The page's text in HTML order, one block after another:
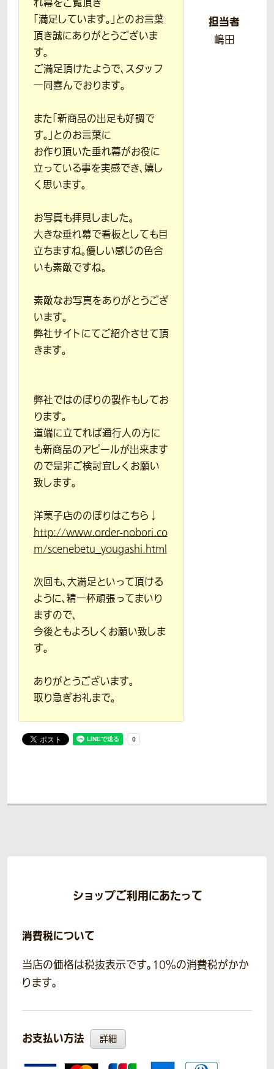
れ幕をご覧頂き
「満足しています。」とのお言葉
頂き誠にありがとうございま
す。
ご満足頂けたようで、スタッフ
一同喜んでおります。
また「新商品の出足も好調で
す。」とのお言葉に
お作り頂いた垂れ幕がお役に
立っている事を実感でき、嬉し
く思います。
お写真も拝見しました。
大きな垂れ幕で看板としても目
立ちますね。優しい感じの色合
いも素敵ですね。
素敵なお写真をありがとうござ
います。
弊社サイトにてご紹介させて頂
きます。
弊社ではのぼりの製作もしてお
ります。
道端に立てれば通行人の方に
も新商品のアピールが出来ます
ので是非ご検討宜しくお願い
致します。
洋菓子店ののぼりはこちら↓
http://www.order-nobori.co
m/scenebetu_yougashi.html
次回も、大満足といって頂ける
ように、精一杯頑張ってまいり
ますので、
今後ともよろしくお願い致しま
す。
ありがとうございます。
取り急ぎお礼まで。
担当者
嶋田
ショップご利用にあたって
消費税について
当店の価格は税抜表示です。10％の消費税がかか
ります。
お支払い方法 詳細